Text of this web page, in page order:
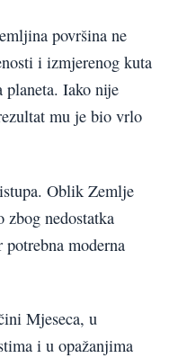
površina ne
i izmjerenog kuta
planeta. Iako nije
mu je bio vrlo
Oblik Zemlje
zbog nedostatka
moderna
Mjeseca, u
i u opažanjima